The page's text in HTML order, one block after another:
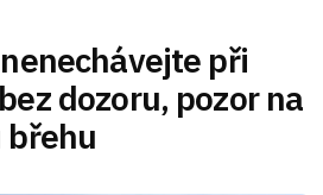
při
dozoru, pozor na
břehu